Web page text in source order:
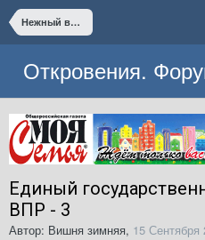
Нежный возраст
Откровения.
Единый
ВПР - 3
Автор: Вишня зимняя, 15 Сентября